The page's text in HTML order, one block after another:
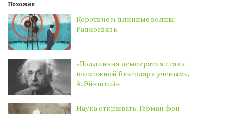
Похожее
Короткие и длинные волны.
Радиосвязь.
«Подлинная демократия стала
возможной благодаря ученым»,
А. Эйнштейн
Наука открывать: Герман фон